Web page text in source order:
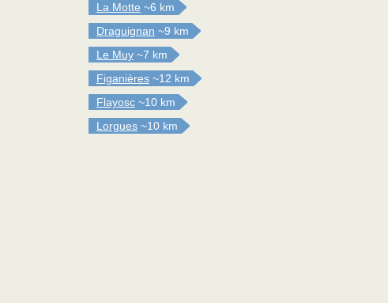
La Motte ~6 km
Draguignan ~9 km
Le Muy ~7 km
Figanières ~12 km
Flayosc ~10 km
Lorgues ~10 km